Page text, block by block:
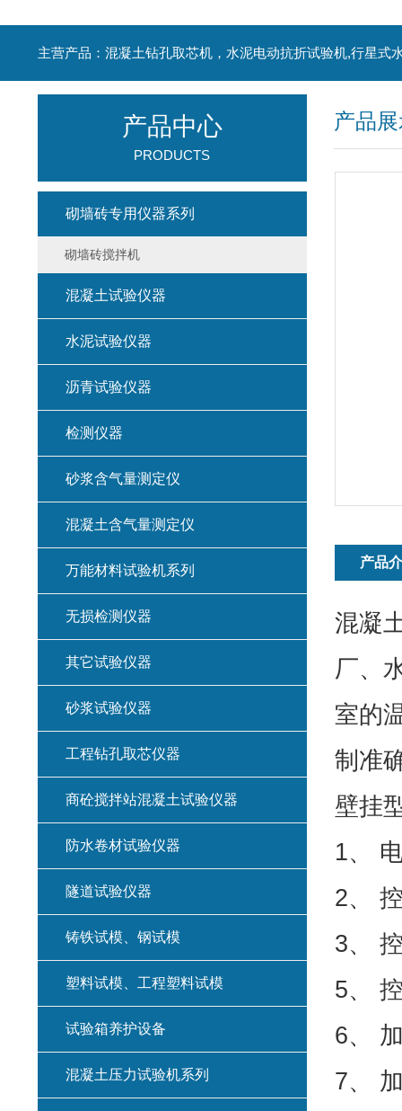
产品
产品
混凝
厂、
室的
制准
壁挂
1、
2、
3、
5、
6、
7、
产品中心
PRODUCTS
砌墙砖专用仪器系列
砌墙砖搅拌机
混凝土试验仪器
水泥试验仪器
沥青试验仪器
检测仪器
砂浆含气量测定仪
混凝土含气量测定仪
万能材料试验机系列
无损检测仪器
其它试验仪器
砂浆试验仪器
工程钻孔取芯仪器
商砼搅拌站混凝土试验仪器
防水卷材试验仪器
隧道试验仪器
铸铁试模、钢试模
塑料试模、工程塑料试模
试验箱养护设备
混凝土压力试验机系列